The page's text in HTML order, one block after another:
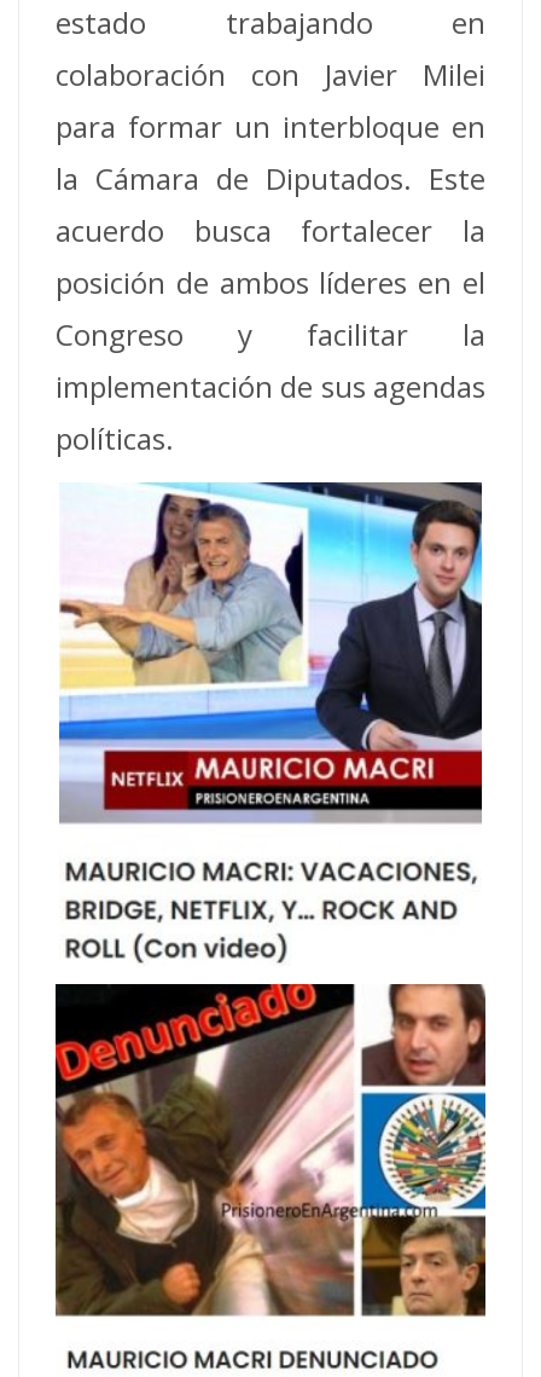
estado trabajando en
colaboración con Javier Milei
para formar un interbloque en
la Cámara de Diputados. Este
acuerdo busca fortalecer la
posición de ambos líderes en el
Congreso y facilitar la
implementación de sus agendas
políticas.